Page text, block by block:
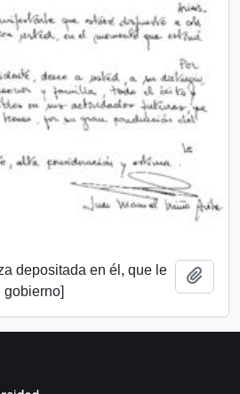
depositada en él, que le
gobierno]